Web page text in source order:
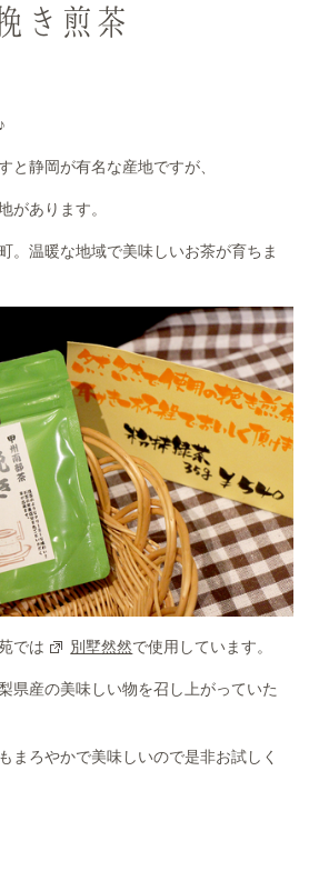
き煎茶
と静岡が有名な産地ですが、
があります。
。温暖な地域で美味しいお茶が育ちま
では 別墅然然で使用しています。
県産の美味しい物を召し上がっていた
まろやかで美味しいので是非お試しく